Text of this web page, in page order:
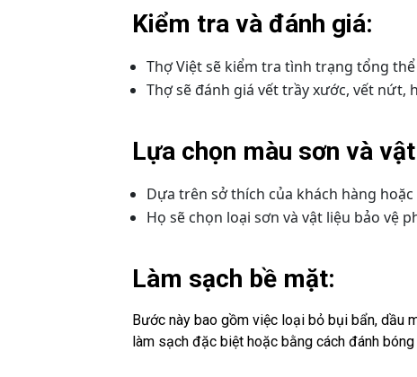
Kiểm tra và đánh giá:
Thợ Việt sẽ kiểm tra tình trạng tổng
Thợ sẽ đánh giá vết trầy xước, vết nứt,
Lựa chọn màu sơn và
Dựa trên sở thích của khách hàng
Họ sẽ chọn loại sơn và vật liệu bảo vệ
Làm sạch bề mặt:
Bước này bao gồm việc loại bỏ bụi bẩn, dầu
làm sạch đặc biệt hoặc bằng cách đánh bóng